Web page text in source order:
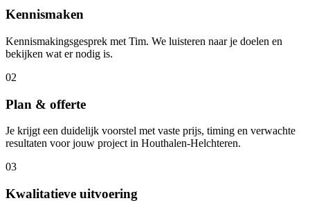
Kennismaken
Kennismakingsgesprek met Tim. We luisteren naar je doelen en
bekijken wat er nodig is.
02
Plan & offerte
Je krijgt een duidelijk voorstel met vaste prijs, timing en verwachte
resultaten voor jouw project in Houthalen-Helchteren.
03
Kwalitatieve uitvoering